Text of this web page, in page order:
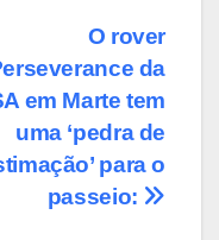
O rover
da
em Marte tem
uma ‘pedra de
para o
passeio: